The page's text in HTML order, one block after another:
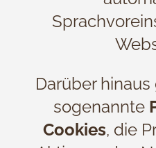
Darüber
sogenannte
Cookies, die